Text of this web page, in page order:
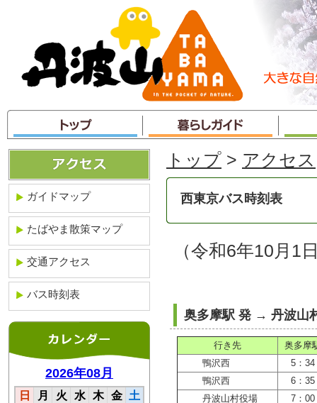
ャ
ン
プ
トップ > アクセス
西東京バス時刻表
（令和6年10月
奥多摩駅 発 → 丹波山
行き先
奥多摩
鴨沢西
5：34
鴨沢西
6：35
丹波山村役場
7：00
ガイドマップ
たばやま散策マップ
交通アクセス
バス時刻表